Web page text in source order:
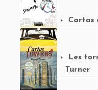
Cartas
Les
Turner